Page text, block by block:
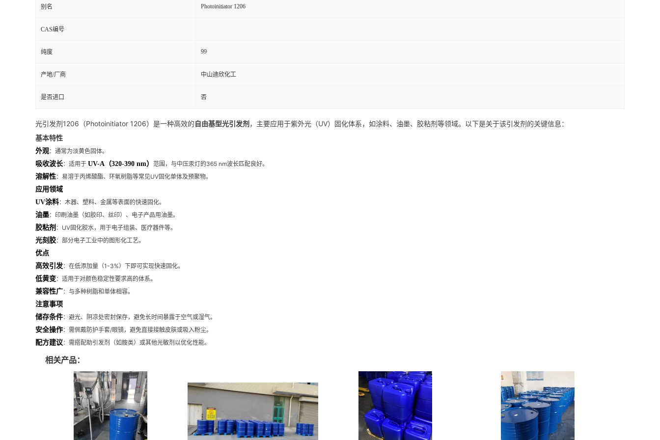
别名 Photoinitiator 1206
CAS编号
纯度 99
产地/厂商 中山迪欣化工
是否进口 否
光引发剂1206（Photoinitiator 1206）是一种高效的自由基型光引发剂 ，主要应用于紫外光（UV）固化体系，如涂料、油墨、胶粘剂等领域。以下是关于该引发剂的关键信息：
基本特性
外观：通常为淡黄色固体。
吸收波长：适用于 UV-A（320-390 nm） 范围，与中压汞灯的365 nm波长匹配良好。
溶解性：易溶于丙烯酸酯、环氧树脂等常见UV固化单体及预聚物。
应用领域
UV涂料：木器、塑料、金属等表面的快速固化。
油墨：印刷油墨（如胶印、丝印）、电子产品用油墨。
胶粘剂 ：UV固化胶水，用于电子组装、医疗器件等。
光刻胶：部分电子工业中的图形化工艺。
优点
高效引发：在低添加量（1-3%）下即可实现快速固化。
低黄变：适用于对颜色稳定性要求高的体系。
兼容性广：与多种树脂和单体相容。
注意事项
储存条件：避光、阴凉处密封保存，避免长时间暴露于空气或湿气。
安全操作：需佩戴防护手套/眼镜，避免直接接触皮肤或吸入粉尘。
配方建议 ：需搭配助引发剂（如胺类）或其他光敏剂以优化性能。
相关产品：